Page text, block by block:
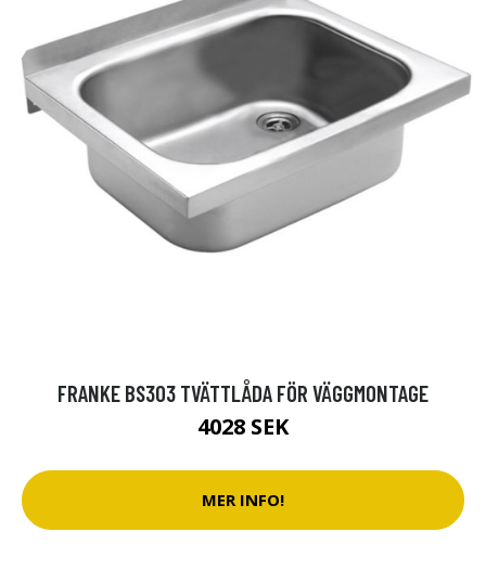
FRANKE BS303 TVÄTTLÅDA FÖR VÄGGMONTAGE
4028 SEK
MER INFO!